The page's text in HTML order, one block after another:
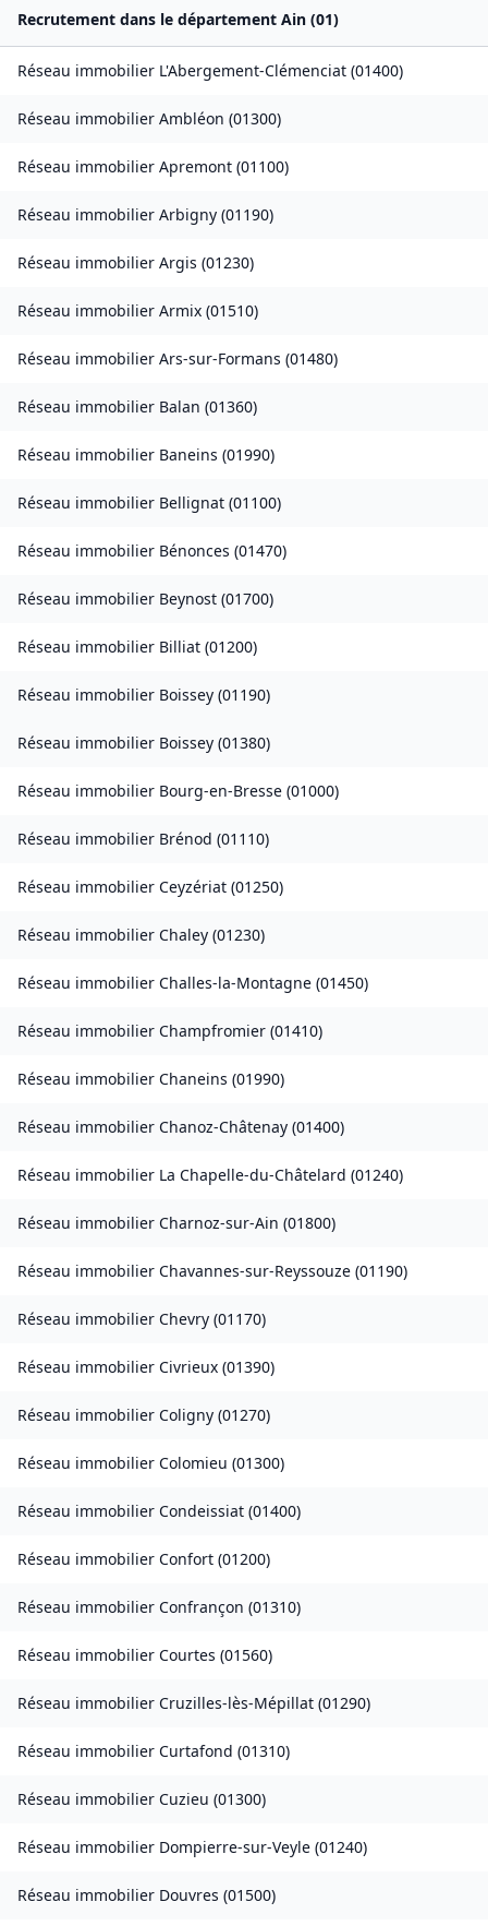
Recrutement dans le département Ain (01)
Réseau immobilier L'Abergement-Clémenciat (01400)
Réseau immobilier Ambléon (01300)
Réseau immobilier Apremont (01100)
Réseau immobilier Arbigny (01190)
Réseau immobilier Argis (01230)
Réseau immobilier Armix (01510)
Réseau immobilier Ars-sur-Formans (01480)
Réseau immobilier Balan (01360)
Réseau immobilier Baneins (01990)
Réseau immobilier Bellignat (01100)
Réseau immobilier Bénonces (01470)
Réseau immobilier Beynost (01700)
Réseau immobilier Billiat (01200)
Réseau immobilier Boissey (01190)
Réseau immobilier Boissey (01380)
Réseau immobilier Bourg-en-Bresse (01000)
Réseau immobilier Brénod (01110)
Réseau immobilier Ceyzériat (01250)
Réseau immobilier Chaley (01230)
Réseau immobilier Challes-la-Montagne (01450)
Réseau immobilier Champfromier (01410)
Réseau immobilier Chaneins (01990)
Réseau immobilier Chanoz-Châtenay (01400)
Réseau immobilier La Chapelle-du-Châtelard (01240)
Réseau immobilier Charnoz-sur-Ain (01800)
Réseau immobilier Chavannes-sur-Reyssouze (01190)
Réseau immobilier Chevry (01170)
Réseau immobilier Civrieux (01390)
Réseau immobilier Coligny (01270)
Réseau immobilier Colomieu (01300)
Réseau immobilier Condeissiat (01400)
Réseau immobilier Confort (01200)
Réseau immobilier Confrançon (01310)
Réseau immobilier Courtes (01560)
Réseau immobilier Cruzilles-lès-Mépillat (01290)
Réseau immobilier Curtafond (01310)
Réseau immobilier Cuzieu (01300)
Réseau immobilier Dompierre-sur-Veyle (01240)
Réseau immobilier Douvres (01500)